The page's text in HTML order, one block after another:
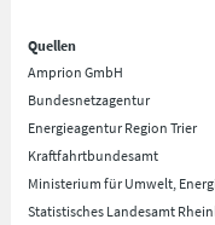
Quellen
Amprion GmbH
Bundesnetzagentur
Energieagentur Region Trier
Kraftfahrtbundesamt
Ministerium für Umwelt,
Statistisches Landesamt